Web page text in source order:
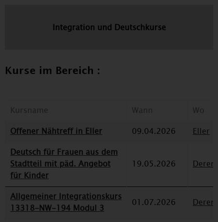
Integration und Deutschkurse
Kurse im Bereich :
Kursname Wann
Wo
Offener Nähtreff in Eller
09.04.2026
Eller
Deutsch für Frauen aus dem
Stadtteil mit päd. Angebot
für Kinder
19.05.2026
Allgemeiner Integrationskurs
13318-NW-194 Modul 3
01.07.2026